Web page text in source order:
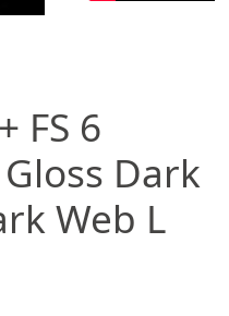
FS 6
Dark
Web L